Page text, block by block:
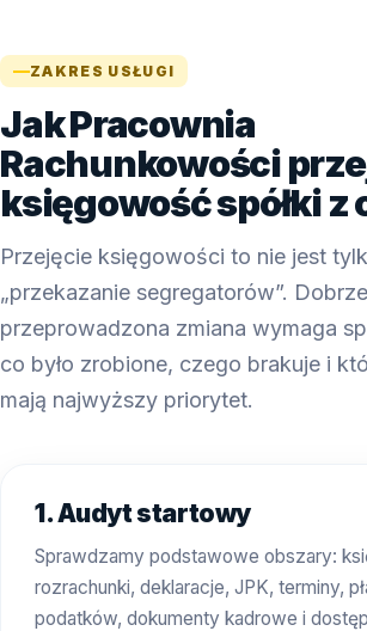
ZAKRES USŁUGI
Jak Pracownia
Rachunkowości
księgowość spółki z
Przejęcie księgowości to nie jest
„przekazanie segregatorów”. Dobrze
przeprowadzona zmiana wymaga
co było zrobione, czego brakuje i
mają najwyższy priorytet.
1. Audyt startowy
Sprawdzamy podstawowe obszary:
rozrachunki, deklaracje, JPK, terminy,
podatków, dokumenty kadrowe i